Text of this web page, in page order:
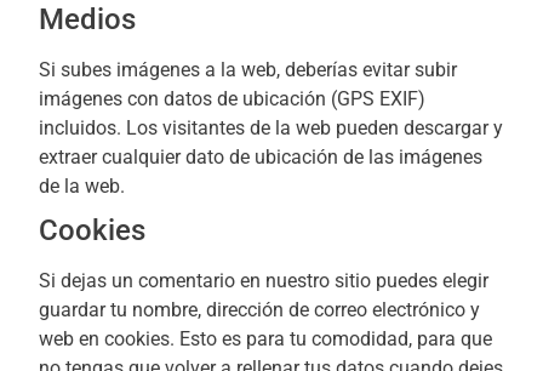
Medios
Si subes imágenes a la web, deberías evitar subir
imágenes con datos de ubicación (GPS EXIF)
incluidos. Los visitantes de la web pueden descargar y
extraer cualquier dato de ubicación de las imágenes
de la web.
Cookies
Si dejas un comentario en nuestro sitio puedes elegir
guardar tu nombre, dirección de correo electrónico y
web en cookies. Esto es para tu comodidad, para que